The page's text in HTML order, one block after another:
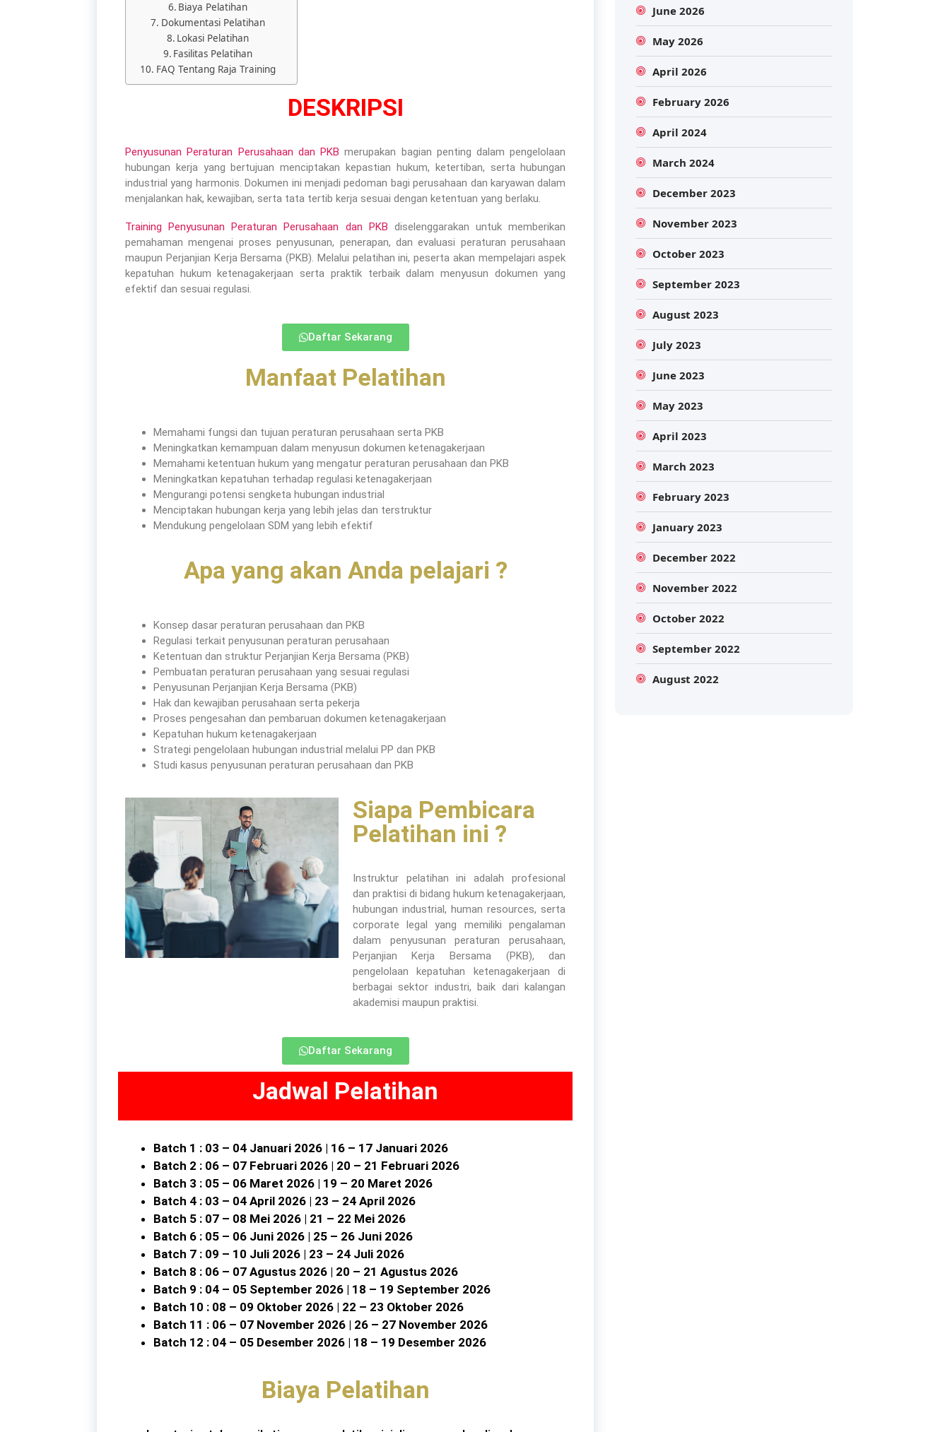
Biaya Pelatihan
Dokumentasi Pelatihan
Lokasi Pelatihan
Fasilitas Pelatihan
FAQ Tentang Raja Training
DESKRIPSI
Penyusunan Peraturan Perusahaan dan PKB merupakan bagian penting dalam pengelolaan
hubungan kerja yang bertujuan menciptakan kepastian hukum, ketertiban, serta hubungan
industrial yang harmonis. Dokumen ini menjadi pedoman bagi perusahaan dan karyawan dalam
menjalankan hak, kewajiban, serta tata tertib kerja sesuai dengan ketentuan yang berlaku.
Training Penyusunan Peraturan Perusahaan dan PKB diselenggarakan untuk memberikan
pemahaman mengenai proses penyusunan, penerapan, dan evaluasi peraturan perusahaan
maupun Perjanjian Kerja Bersama (PKB). Melalui pelatihan ini, peserta akan mempelajari aspek
kepatuhan hukum ketenagakerjaan serta praktik terbaik dalam menyusun dokumen yang
efektif dan sesuai regulasi.
Daftar Sekarang
Manfaat Pelatihan​
Memahami fungsi dan tujuan peraturan perusahaan serta PKB
Meningkatkan kemampuan dalam menyusun dokumen ketenagakerjaan
Memahami ketentuan hukum yang mengatur peraturan perusahaan dan PKB
Meningkatkan kepatuhan terhadap regulasi ketenagakerjaan
Mengurangi potensi sengketa hubungan industrial
Menciptakan hubungan kerja yang lebih jelas dan terstruktur
Mendukung pengelolaan SDM yang lebih efektif
Apa yang akan Anda pelajari ?
Konsep dasar peraturan perusahaan dan PKB
Regulasi terkait penyusunan peraturan perusahaan
Ketentuan dan struktur Perjanjian Kerja Bersama (PKB)
Pembuatan peraturan perusahaan yang sesuai regulasi
Penyusunan Perjanjian Kerja Bersama (PKB)
Hak dan kewajiban perusahaan serta pekerja
Proses pengesahan dan pembaruan dokumen ketenagakerjaan
Kepatuhan hukum ketenagakerjaan
Strategi pengelolaan hubungan industrial melalui PP dan PKB
Studi kasus penyusunan peraturan perusahaan dan PKB
Siapa Pembicara
Pelatihan ini ?
Instruktur pelatihan ini adalah profesional
dan praktisi di bidang hukum ketenagakerjaan,
hubungan industrial, human resources, serta
corporate legal yang memiliki pengalaman
dalam penyusunan peraturan perusahaan,
Perjanjian Kerja Bersama (PKB), dan
pengelolaan kepatuhan ketenagakerjaan di
berbagai sektor industri, baik dari kalangan
akademisi maupun praktisi.
Daftar Sekarang
Jadwal Pelatihan
Batch 1 : 03 – 04 Januari 2026 | 16 – 17 Januari 2026
Batch 2 : 06 – 07 Februari 2026 | 20 – 21 Februari 2026
Batch 3 : 05 – 06 Maret 2026 | 19 – 20 Maret 2026
Batch 4 : 03 – 04 April 2026 | 23 – 24 April 2026
Batch 5 : 07 – 08 Mei 2026 | 21 – 22 Mei 2026
Batch 6 : 05 – 06 Juni 2026 | 25 – 26 Juni 2026
Batch 7 : 09 – 10 Juli 2026 | 23 – 24 Juli 2026
Batch 8 : 06 – 07 Agustus 2026 | 20 – 21 Agustus 2026
Batch 9 : 04 – 05 September 2026 | 18 – 19 September 2026
Batch 10 : 08 – 09 Oktober 2026 | 22 – 23 Oktober 2026
Batch 11 : 06 – 07 November 2026 | 26 – 27 November 2026
Batch 12 : 04 – 05 Desember 2026 | 18 – 19 Desember 2026
Biaya Pelatihan
June 2026
May 2026
April 2026
February 2026
April 2024
March 2024
December 2023
November 2023
October 2023
September 2023
August 2023
July 2023
June 2023
May 2023
April 2023
March 2023
February 2023
January 2023
December 2022
November 2022
October 2022
September 2022
August 2022
Tentang Kami
Didirikan dengan tujuan menjadi bagian dari solusi bagi perusahaan
dalam meningkatkan kompetensi sumber daya manusianya.
Communication
Construction
Corporate
Customer Service
Energy
Engineering
Search